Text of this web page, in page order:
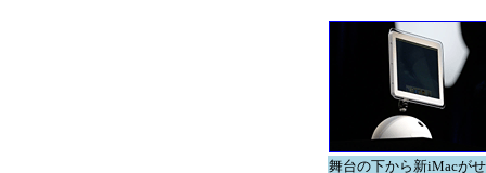
舞台の下から新iMacが